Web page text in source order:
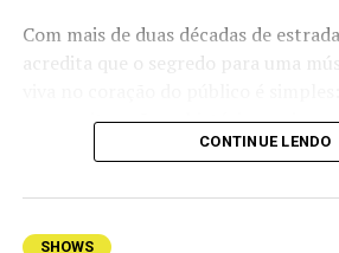
KVSH
pelo nome artístico KVSH, é um
empresário e DJ de música
filme Harry Potter, alcançando #1
virais no Spotify em 2016. O mineiro
Com mais de duas décadas de
acredita que o segredo para uma
compositor, são as histórias reais e
sinceros que transformam uma
que ter verdade. É essa verdade na
conexão direta com quem está
CONTINUE LENDO
SHOWS